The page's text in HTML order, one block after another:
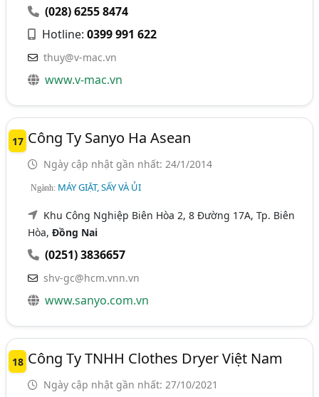
(028) 6255 8474
Hotline:0399 991 622
thuy@v-mac.vn
www.v-mac.vn
17 Công Ty Sanyo Ha Asean
Ngày cập nhật gần nhất: 24/1/2014
Ngành: MÁY GIẶT, SẤY VÀ ỦI
Khu Công Nghiệp Biên Hòa 2, 8 Đường 17A, Tp. Biên
Hòa,Đồng Nai
(0251) 3836657
shv-gc@hcm.vnn.vn
www.sanyo.com.vn
18 Công Ty TNHH Clothes Dryer Việt Nam
Ngày cập nhật gần nhất: 27/10/2021